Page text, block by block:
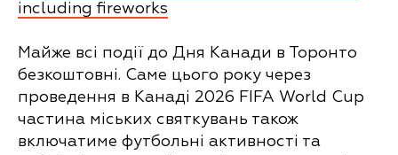
including fireworks
Майже всі події до Дня Канади в Торонто
безкоштовні. Саме цього року через
проведення в Канаді 2026 FIFA World Cup
частина міських святкувань також
включатиме футбольні активності та